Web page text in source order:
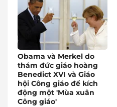
Obama và Merkel do
thám đức giáo hoàng
Benedict XVI và Giáo
hội Công giáo để kích
động một 'Mùa xuân
Công giáo'